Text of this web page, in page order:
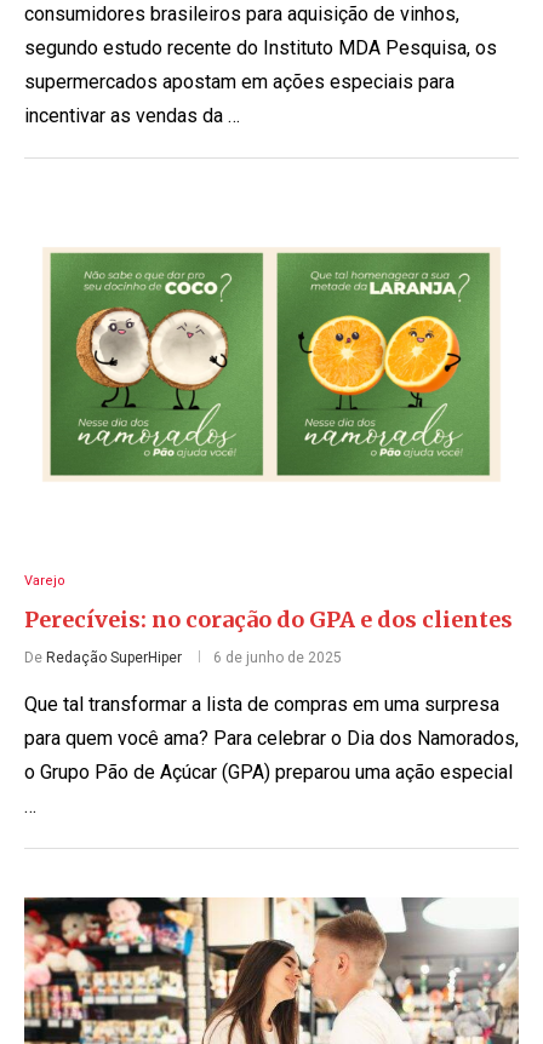
consumidores brasileiros para aquisição de vinhos,
segundo estudo recente do Instituto MDA Pesquisa, os
supermercados apostam em ações especiais para
incentivar as vendas da …
Varejo
Perecíveis: no coração do GPA e dos clientes
De Redação SuperHiper 6 de junho de 2025
Que tal transformar a lista de compras em uma surpresa
para quem você ama? Para celebrar o Dia dos Namorados,
o Grupo Pão de Açúcar (GPA) preparou uma ação especial
…